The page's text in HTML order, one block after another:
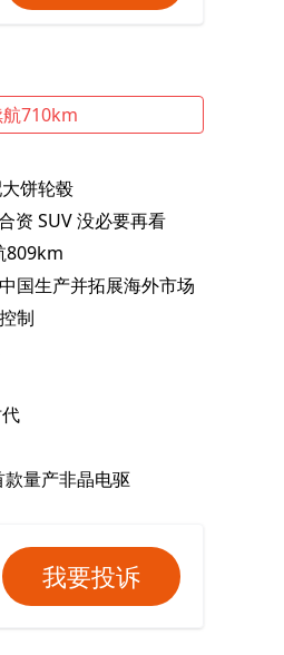
航710km
饼轮毂
资 SUV 没必要再看
809km
国生产并拓展海外市场
制
量产非晶电驱
我要投诉